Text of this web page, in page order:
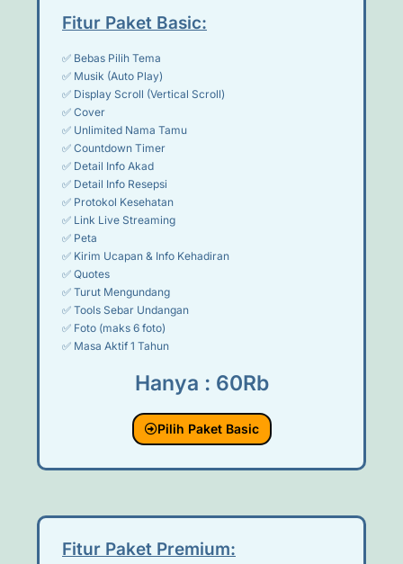
Fitur Paket Basic:
✅ Bebas Pilih Tema
✅ Musik (Auto Play)
✅ Display Scroll (Vertical Scroll)
✅ Cover
✅ Unlimited Nama Tamu
✅ Countdown Timer
✅ Detail Info Akad
✅ Detail Info Resepsi
✅ Protokol Kesehatan
✅ Link Live Streaming
✅ Peta
✅ Kirim Ucapan & Info Kehadiran
✅ Quotes
✅ Turut Mengundang
✅ Tools Sebar Undangan
✅ Foto (maks 6 foto)
✅ Masa Aktif 1 Tahun
Hanya : 60Rb
Pilih Paket Basic
Fitur Paket Premium: